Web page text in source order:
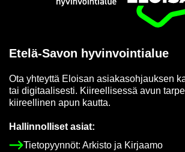
Etelä-​Savon hy­vin­voin­tia­lue
Ota yh­teyt­tä Eloi­san asia­kas­oh­jauk­sen
tai di­gi­taa­li­ses­ti. Kii­reel­li­ses­sä avun
kii­reel­li­nen apun kaut­ta.
Hal­lin­nol­li­set asiat:
Tie­to­pyyn­nöt: Ar­kis­to ja Kir­jaa­mo